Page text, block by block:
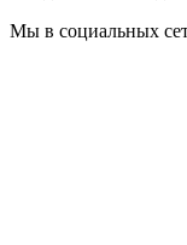
Мы в социальных